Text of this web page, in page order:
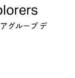
グループ デ